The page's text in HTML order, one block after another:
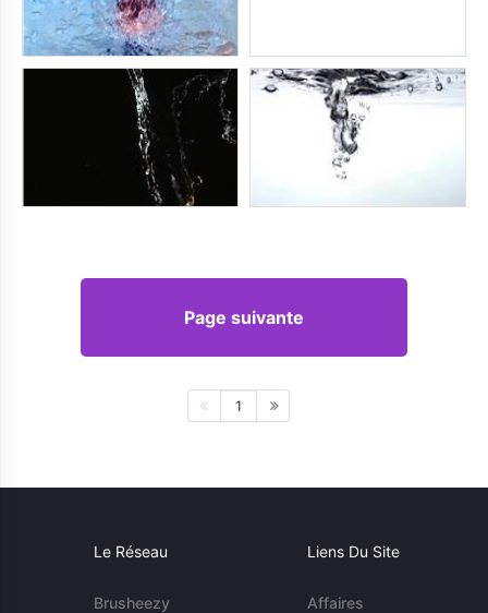
Page suivante
1
Le Réseau
Brusheezy
Liens Du Site
Affaires